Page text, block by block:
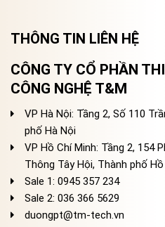
THÔNG TIN LIÊN HỆ
CÔNG TY CỔ PHẦN
CÔNG NGHỆ T&M
VP Hà Nội: Tầng 2, Số 110
phố Hà Nội
VP Hồ Chí Minh: Tầng 2, 154
Thông Tây Hội, Thành phố
Sale 1: 0945 357 234
Sale 2: 036 366 5629
duongpt@tm-tech.vn